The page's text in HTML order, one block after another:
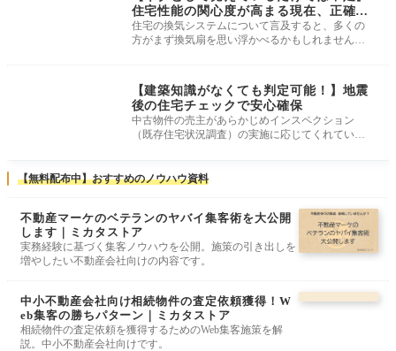
住宅性能の関心度が高まる現在、正確に
理解しておきたい住宅換気について
住宅の換気システムについて言及すると、多くの
方がまず換気扇を思い浮かべるかもしれません。
【建築知識がなくても判定可能！】地震
後の住宅チェックで安心確保
中古物件の売主があらかじめインスペクション
（既存住宅状況調査）の実施に応じてくれていれ
【無料配布中】おすすめのノウハウ資料
不動産マーケのベテランのヤバイ集客術を大公開
します｜ミカタストア
実務経験に基づく集客ノウハウを公開。施策の引き出しを
増やしたい不動産会社向けの内容です。
中小不動産会社向け相続物件の査定依頼獲得！W
eb集客の勝ちパターン｜ミカタストア
相続物件の査定依頼を獲得するためのWeb集客施策を解
説。中小不動産会社向けです。